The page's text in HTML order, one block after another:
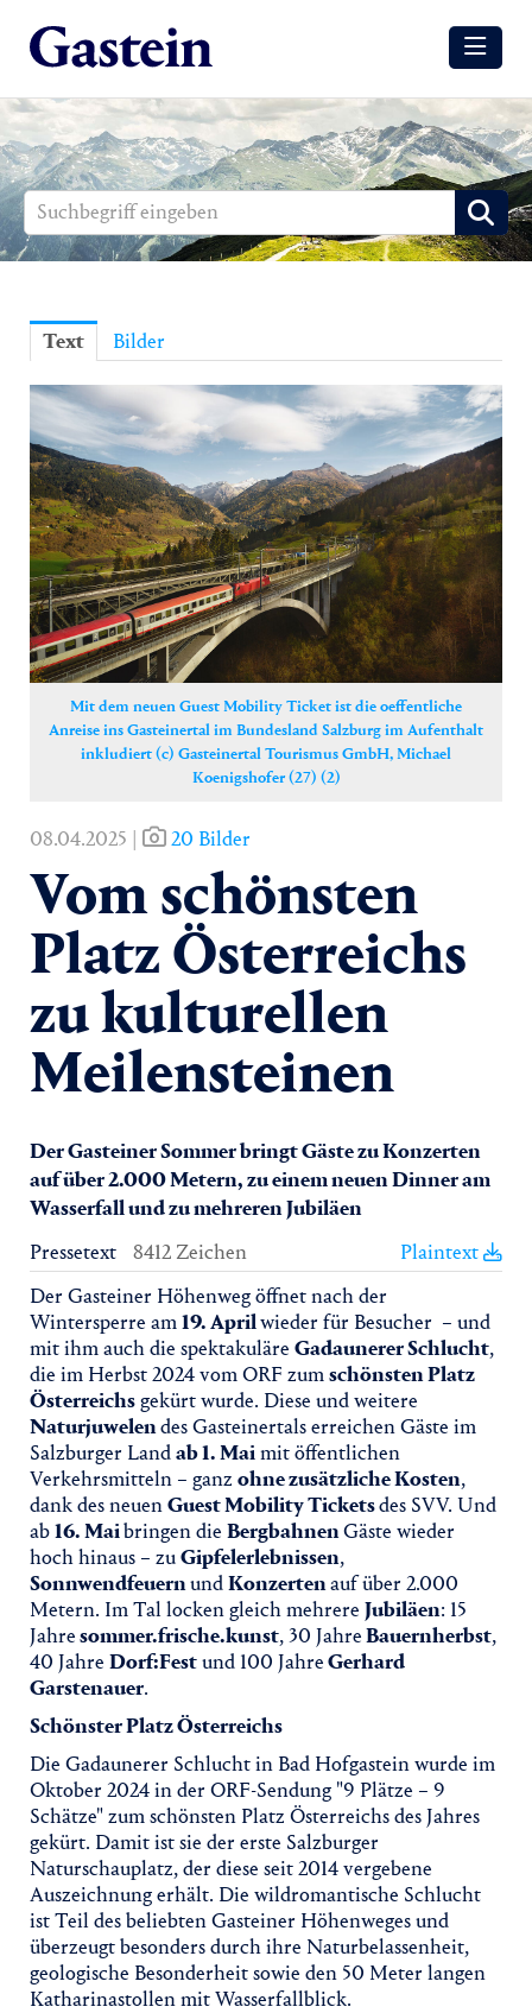
Meldungen
Winter
Media
Gesundheit
Sommer
Winter
Yoga
Pressekontakt
Text Bilder
Mit dem neuen Guest Mobility Ticket ist die oeffentliche
Anreise ins Gasteinertal im Bundesland Salzburg im Aufenthalt
inkludiert (c) Gasteinertal Tourismus GmbH, Michael
Koenigshofer (27) (2)
08.04.2025 | 20 Bilder
Vom schönsten
Platz Österreichs
zu kulturellen
Meilensteinen
Der Gasteiner Sommer bringt Gäste zu Konzerten
auf über 2.000 Metern, zu einem neuen Dinner am
Wasserfall und zu mehreren Jubiläen
Pressetext
8412 Zeichen
Plaintext
Der Gasteiner Höhenweg öffnet nach der
Wintersperre am19. Aprilwieder für Besucher – und
mit ihm auch die spektakuläre Gadaunerer Schlucht,
die im Herbst 2024 vom ORF zumschönsten Platz
Österreichsgekürt wurde. Diese und weitere
Naturjuwelendes Gasteinertals erreichen Gäste im
Salzburger Landab 1. Maimit öffentlichen
Verkehrsmitteln – ganz ohne zusätzliche Kosten,
dank des neuenGuest Mobility Ticketsdes SVV. Und
ab16. Maibringen die BergbahnenGäste wieder
hoch hinaus – zuGipfelerlebnissen,
SonnwendfeuernundKonzertenauf über 2.000
Metern. Im Tal locken gleich mehrere Jubiläen: 15
Jahresommer.frische.kunst, 30 JahreBauernherbst,
40 Jahre Dorf:Festund 100 JahreGerhard
Garstenauer.
Schönster Platz Österreichs
Die Gadaunerer Schlucht in Bad Hofgastein wurde im
Oktober 2024 in der ORF-Sendung "9 Plätze – 9
Schätze" zum schönsten Platz Österreichs des Jahres
gekürt. Damit ist sie der erste Salzburger
Naturschauplatz, der diese seit 2014 vergebene
Auszeichnung erhält. Die wildromantische Schlucht
ist Teil des beliebten Gasteiner Höhenweges und
überzeugt besonders durch ihre Naturbelassenheit,
geologische Besonderheit sowie den 50 Meter langen
Katharinastollen mit Wasserfallblick.